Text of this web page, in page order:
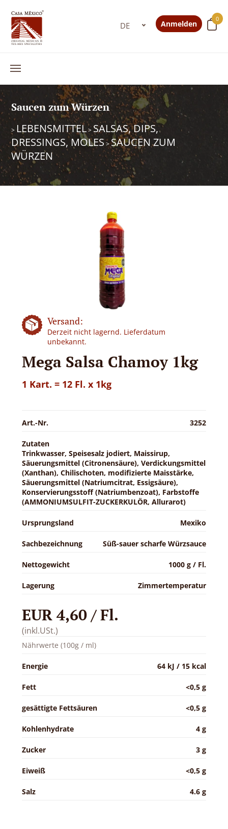
0
Anmelden
Saucen zum Würzen
> LEBENSMITTEL> SALSAS, DIPS,
DRESSINGS, MOLES >SAUCEN ZUM
WÜRZEN
Versand:
Derzeit nicht lagernd. Lieferdatum
unbekannt.
Mega Salsa Chamoy 1kg
1 Kart. = 12 Fl. x 1kg
Art.-Nr. 3252
Zutaten
Trinkwasser, Speisesalz jodiert, Maissirup,
Säuerungsmittel (Citronensäure), Verdickungsmittel
(Xanthan), Chilischoten, modifizierte Maisstärke,
Säuerungsmittel (Natriumcitrat, Essigsäure),
Konservierungsstoff (Natriumbenzoat), Farbstoffe
(AMMONIUMSULFIT-ZUCKERKULÖR, Allurarot)
Ursprungsland Mexiko
Sachbezeichnung Süß-sauer scharfe Würzsauce
Nettogewicht 1000 g / Fl.
Lagerung Zimmertemperatur
EUR 4,60 / Fl.
(inkl.USt.)
Nährwerte (100g / ml)
Energie 64 kJ / 15 kcal
Fett <0,5 g
gesättigte Fettsäuren <0,5 g
Kohlenhydrate 4 g
Zucker 3 g
Eiweiß <0,5 g
Salz 4.6 g